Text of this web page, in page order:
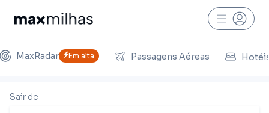
MaxRadar Em alta Passagens Aéreas
Sair de